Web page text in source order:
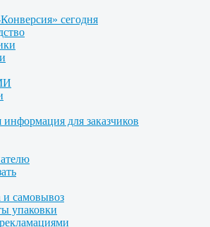
сегодня
информация для заказчиков
и самовывоз
упаковки